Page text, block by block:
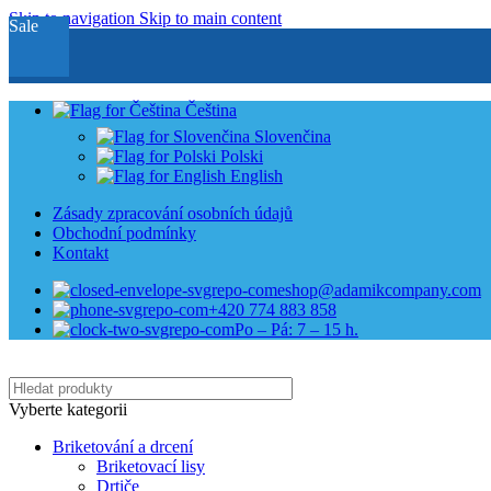
Skip to navigation Skip to main content
Čeština
Slovenčina
Polski
English
Zásady zpracování osobních údajů
Obchodní podmínky
Kontakt
eshop@adamikcompany.com
+420 774 883 858
Po – Pá: 7 – 15 h.
Vyberte kategorii
Briketování a drcení
Briketovací lisy
Drtiče
Sale